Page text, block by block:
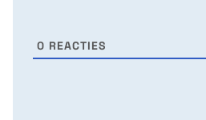
0 REACTIES